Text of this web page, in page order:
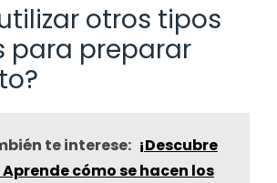
otros tipos
para preparar
te interese: ¡Descubre
cómo se hacen los